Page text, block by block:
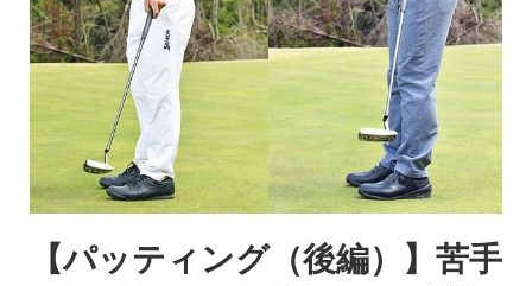
【パッティング（後編）】苦手